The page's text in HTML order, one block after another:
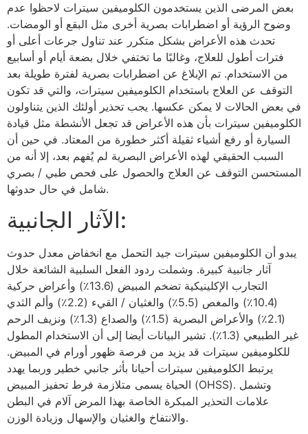
بعض المرضى الذين يستخدمون الكلوميفين سيترات لاحظوا عدم
وضوح الرؤية أو اضطرابات بصرية أخرى مثل البقع أو الومضات.
تحدث هذه الأعراض بشكل متكرر عند تناول جرعات أعلى أو
فترات أطول للعلاج، وغالبًا ما تختفي خلال بضعة أيام أو أسابيع
من الاستخدام. تم الإبلاغ عن اضطرابات بصرية لفترة طويلة بعد
التوقف عن العلاج باستخدام الكلوميفين سيترات، والتي قد تكون
في بعض الحالات لا يمكن عكسها. يجب تحذير أولئك الذين يتناولون
الكلوميفين سيترات بأن هذه الأعراض قد تجعل الأنشطة مثل قيادة
السيارة أو رفع أشياء ثقيلة أكثر خطورة من المعتاد. في حين أن
السبب الحقيقي لهذه الأعراض البصرية لم يُفهم بعد، إلا أنه من
المستحسن التوقف عن العلاج والحصول على فحص طبي / بصري
شامل في حال حدوثها.
الآثار الجانبية:
يبدو أن الكلوميفين سيترات جيد التحمل مع انخفاض معدل حدوث
آثار جانبية كبيرة. وشملت ردود الفعل السلبية الشائعة خلال
التجارب الإكلينيكية تضخم المبيض (13.6٪) وأعراض حركية
(10.4٪) والمغص (5.5٪) والغثيان / القيء (2.2٪) وألم الثدي
(2.1٪) والأعراض البصرية (1.5٪) والصداع (1.3٪) ونزيف الرحم
غير الطبيعي (1.3٪). تشير البيانات أيضا إلى أن الاستخدام المطول
للكلوميفين سيترات قد يزيد من فرصة ظهور أورام في المبيض.
يرتبط الكلوميفين سيترات أحيانا بأثر جانبي خطير وربما يهدد
الحياة يسمى متلازمة فرط تحفيز المبيض (OHSS). وتشمل
علامات التحذير المبكرة الخاصة بهذا المرض آلام في البطن
والانتفاخ والغثيان والإسهال وزيادة الوزن.